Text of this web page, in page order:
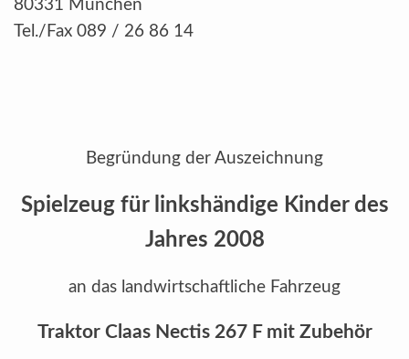
80331 München
Tel./Fax 089 / 26 86 14
Begründung der Auszeichnung
Spielzeug für linkshändige Kinder des
Jahres 2008
an das landwirtschaftliche Fahrzeug
Traktor Claas Nectis 267 F mit Zubehör